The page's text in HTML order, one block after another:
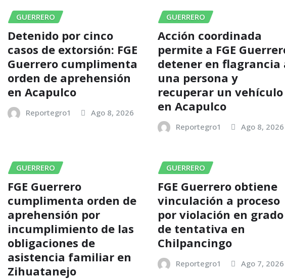
GUERRERO
Detenido por cinco
casos de extorsión: FGE
Guerrero cumplimenta
orden de aprehensión
en Acapulco
Reportegro1 Ago 8, 2026
GUERRERO
Acción coordinada
permite a FGE
detener en flagrancia
una persona y
recuperar un vehículo
en Acapulco
Reportegro1 Ago 8, 2026
GUERRERO
FGE Guerrero
cumplimenta orden de
aprehensión por
incumplimiento de las
obligaciones de
asistencia familiar en
Zihuatanejo
GUERRERO
FGE Guerrero obtiene
vinculación a proceso
por violación en grado
de tentativa en
Chilpancingo
Reportegro1 Ago 7, 2026